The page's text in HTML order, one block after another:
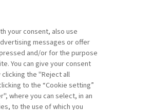
Premium
FacebookTwitterLinkedin
your consent, also use
messages or offer
and/or for the purpose
You can give your consent
the "Reject all
to the “Cookie setting”
where you can select, in an
to the use of which you